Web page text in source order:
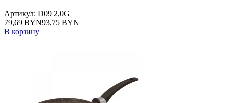
Артикул: D09 2,0G
79,69 BYN93,75BYN
В корзину